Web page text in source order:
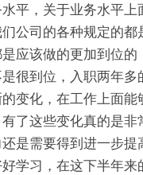
平，关于业务水平上
公司的各种规定的都
应该做的更加到位的
很到位，入职两年多
变化，在工作上面能
了这些变化真的是非
是需要得到进一步提
学习，在这下半年来